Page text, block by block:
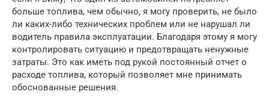
больше топлива, чем обычно, я могу проверить, не было
ли каких-либо технических проблем или не нарушал ли
водитель правила эксплуатации. Благодаря этому я могу
контролировать ситуацию и предотвращать ненужные
затраты. Это как иметь под рукой постоянный отчет о
расходе топлива, который позволяет мне принимать
обоснованные решения.